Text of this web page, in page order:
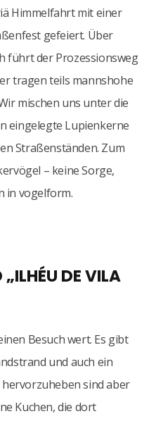
Himmelfahrt mit einer
gefeiert. Über
führt der Prozessionsweg
tragen teils mannshohe
mischen uns unter die
eingelegte Lupienkerne
Straßenständen. Zum
– keine Sorge,
in vogelform.
DE VILA
Besuch wert. Es gibt
und auch ein
sind aber
Kuchen, die dort